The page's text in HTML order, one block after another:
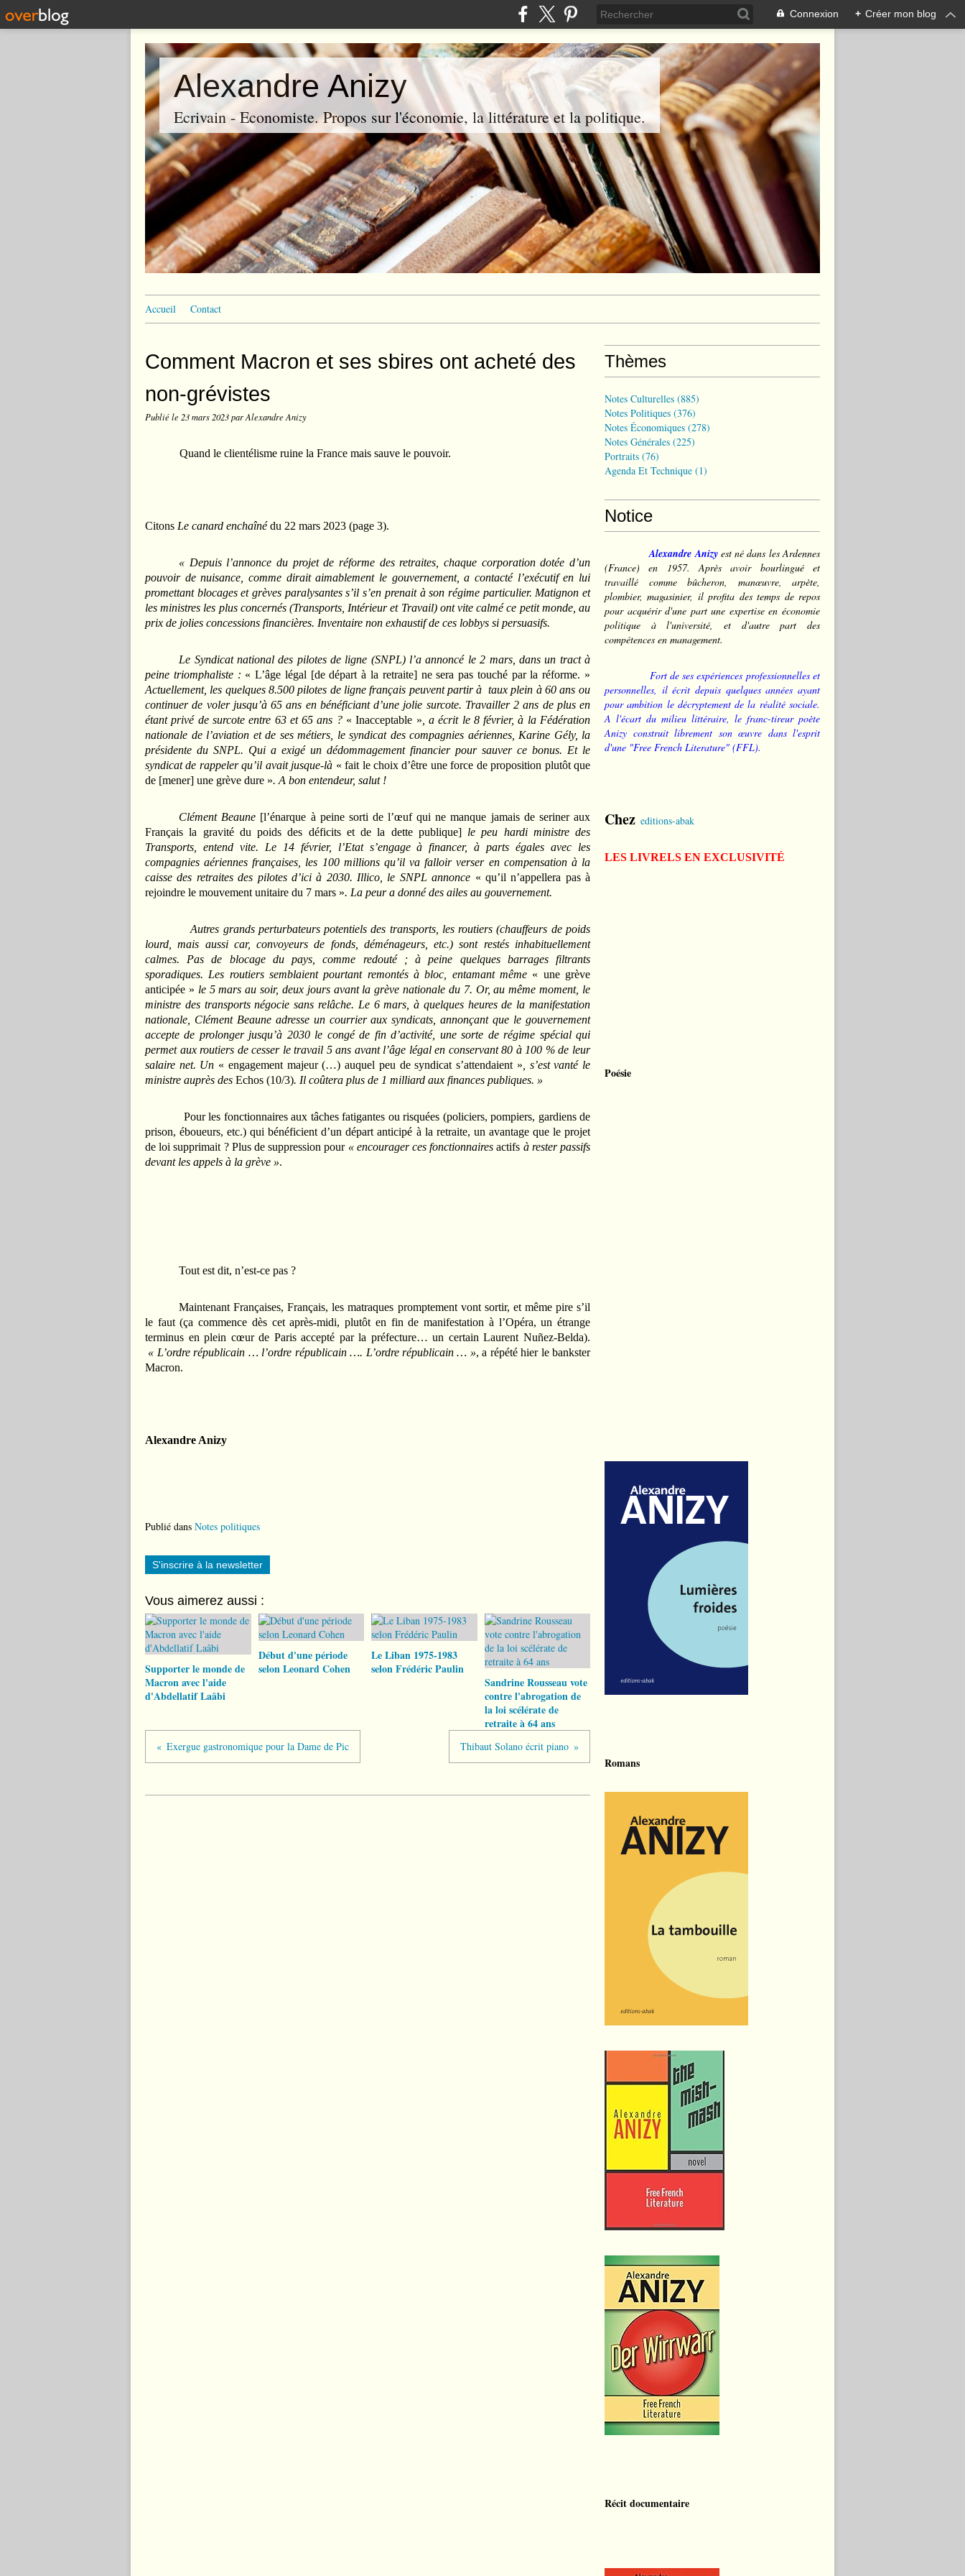
Connexion + Créer mon blog
Alexandre Anizy
Ecrivain - Economiste. Propos sur l'économie, la littérature et la politique.
Accueil Contact
Comment Macron et ses sbires ont acheté des
non-grévistes
Publié le 23 mars 2023par Alexandre Anizy
Quand le clientélisme ruine la France mais sauve le pouvoir.
Citons Le canard enchaînédu 22 mars 2023 (page 3).
« Depuis l’annonce du projet de réforme des retraites, chaque corporation dotée d’un
pouvoir de nuisance, comme dirait aimablement le gouvernement, a contacté l’exécutif en lui
promettant blocages et grèves paralysantes s’il s’en prenait à son régime particulier. Matignon et
les ministres les plus concernés (Transports, Intérieur et Travail) ont vite calmé ce petit monde, au
prix de jolies concessions financières. Inventaire non exhaustif de ces lobbys si persuasifs.
Le Syndicat national des pilotes de ligne (SNPL) l’a annoncé le 2 mars, dans un tract à
peine triomphaliste : « L’âge légal [de départ à la retraite] ne sera pas touché par la réforme. »
Actuellement, les quelques 8.500 pilotes de ligne français peuvent partir à taux plein à 60 ans ou
continuer de voler jusqu’à 65 ans en bénéficiant d’une jolie surcote. Travailler 2 ans de plus en
étant privé de surcote entre 63 et 65 ans ? « Inacceptable » , a écrit le 8 février, à la Fédération
nationale de l’aviation et de ses métiers, le syndicat des compagnies aériennes, Karine Gély, la
présidente du SNPL. Qui a exigé un dédommagement financier pour sauver ce bonus. Et le
syndicat de rappeler qu’il avait jusque-là « fait le choix d’être une force de proposition plutôt que
de [mener] une grève dure ». A bon entendeur, salut !
Clément Beaune [l’énarque à peine sorti de l’œuf qui ne manque jamais de seriner aux
Français la gravité du poids des déficits et de la dette publique]le peu hardi ministre des
Transports, entend vite. Le 14 février, l’Etat s’engage à financer, à parts égales avec les
compagnies aériennes françaises, les 100 millions qu’il va falloir verser en compensation à la
caisse des retraites des pilotes d’ici à 2030. Illico, le SNPL annonce « qu’il n’appellera pas à
rejoindre le mouvement unitaire du 7 mars ». La peur a donné des ailes au gouvernement.
Autres grands perturbateurs potentiels des transports, les routiers (chauffeurs de poids
lourd, mais aussi car, convoyeurs de fonds, déménageurs, etc.) sont restés inhabituellement
calmes. Pas de blocage du pays, comme redouté ; à peine quelques barrages filtrants
sporadiques. Les routiers semblaient pourtant remontés à bloc, entamant même « une grève
anticipée » le 5 mars au soir, deux jours avant la grève nationale du 7. Or, au même moment, le
ministre des transports négocie sans relâche. Le 6 mars, à quelques heures de la manifestation
nationale, Clément Beaune adresse un courrier aux syndicats, annonçant que le gouvernement
accepte de prolonger jusqu’à 2030 le congé de fin d’activité, une sorte de régime spécial qui
permet aux routiers de cesser le travail 5 ans avant l’âge légal en conservant 80 à 100 % de leur
salaire net. Un « engagement majeur (…) auquel peu de syndicat s’attendaient » , s’est vanté le
ministre auprès des Echos (10/3). Il coûtera plus de 1 milliard aux finances publiques. »
Pour les fonctionnaires aux tâches fatigantes ou risquées (policiers, pompiers, gardiens de
prison, éboueurs, etc.) qui bénéficient d’un départ anticipé à la retraite, un avantage que le projet
de loi supprimait ? Plus de suppression pour « encourager ces fonctionnairesactifs à rester passifs
devant les appels à la grève ».
Tout est dit, n’est-ce pas ?
Maintenant Françaises, Français, les matraques promptement vont sortir, et même pire s’il
le faut (ça commence dès cet après-midi, plutôt en fin de manifestation à l’Opéra, un étrange
terminus en plein cœur de Paris accepté par la préfecture… un certain Laurent Nuñez-Belda).
« L’ordre républicain … l’ordre républicain …. L’ordre républicain … », a répété hier le bankster
Macron.
Alexandre Anizy
Publié dans Notes politiques
S'inscrire à la newsletter
Vous aimerez aussi :
Supporter le monde de
Macron avec l'aide
d'Abdellatif Laâbi
Début d'une période
selon Leonard Cohen
Le Liban 1975-1983
selon Frédéric Paulin
Sandrine Rousseau vote
contre l'abrogation de
la loi scélérate de
retraite à 64 ans
Exergue gastronomique pour la Dame de Pic Thibaut Solano écrit piano
Thèmes
Notes Culturelles (885)
Notes Politiques (376)
Notes Économiques (278)
Notes Générales (225)
Portraits (76)
Agenda Et Technique (1)
Notice
Alexandre Anizy est né dans les Ardennes
(France) en 1957. Après avoir bourlingué et
travaillé comme bûcheron, manœuvre, arpète,
plombier, magasinier, il profita des temps de repos
pour acquérir d'une part une expertise en économie
politique à l'université, et d'autre part des
compétences en management.
Fort de ses expériences professionnelles et
personnelles, il écrit depuis quelques années ayant
pour ambition le décryptement de la réalité sociale.
A l'écart du milieu littéraire, le franc-tireur poète
Anizy construit librement son œuvre dans l'esprit
d'une "Free French Literature" (FFL).
Chez editions-abak
LES LIVRELS EN EXCLUSIVITÉ
Poésie
Romans
Récit documentaire